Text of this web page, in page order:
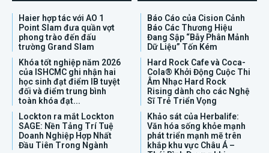
Haier hợp tác với AO 1
Point Slam đưa quần vợt
phong trào đến đấu
trường Grand Slam
Báo Cáo của Cision Cảnh
Báo Các Thương Hiệu
Đang Sập “Bẫy Phân Mảnh
Dữ Liệu” Tốn Kém
Khóa tốt nghiệp năm 2026
của ISHCMC ghi nhận hai
học sinh đạt điểm IB tuyệt
đối và điểm trung bình
toàn khóa đạt...
Hard Rock Cafe và Coca-
Cola® Khởi Động Cuộc Thi
Âm Nhạc Hard Rock
Rising dành cho các Nghệ
Sĩ Trẻ Triển Vọng
Lockton ra mắt Lockton
SAGE: Nền Tảng Trí Tuệ
Doanh Nghiệp Hợp Nhất
Đầu Tiên Trong Ngành
Khảo sát của Herbalife:
Văn hóa sống khỏe mạnh
phát triển mạnh mẽ trên
khắp khu vực Châu Á –